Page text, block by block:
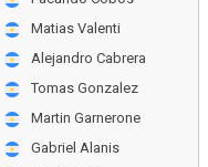
Matias Valenti
Alejandro Cabrera
Tomas Gonzalez
Martin Garnerone
Gabriel Alanis